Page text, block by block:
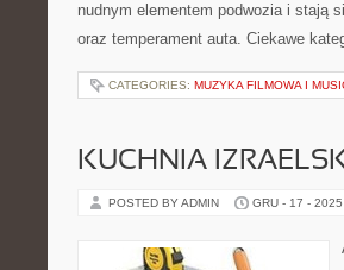
nudnym elementem podwozia i stają
oraz temperament auta. Ciekawe
CATEGORIES: MUZYKA FILMOWA I
KUCHNIA
POSTED BY ADMIN GRU - 17 - 2025